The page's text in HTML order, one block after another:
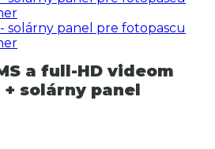
a full-HD videom
+ solárny panel